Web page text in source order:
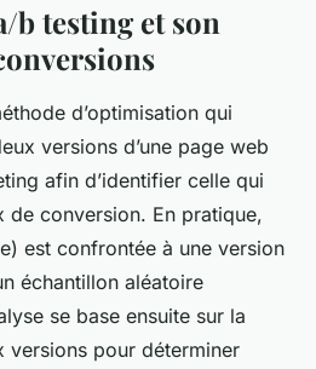
b testing et son
d’optimisation qui
versions d’une page web
afin d’identifier celle qui
de conversion. En pratique,
est confrontée à une version
échantillon aléatoire
se base ensuite sur la
versions pour déterminer